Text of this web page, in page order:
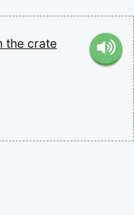
the crate